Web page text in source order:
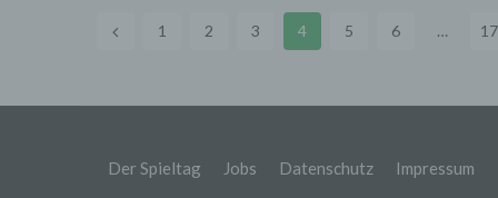
1 2 3 4 5 6 … 17
Der Spieltag Jobs Datenschutz Impressum